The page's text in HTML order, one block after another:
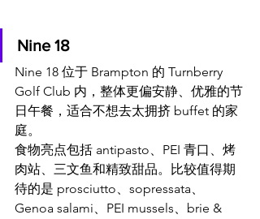
Nine 18
Nine 18 位于 Brampton 的 Turnberry
Golf Club 内，整体更偏安静、优雅的节
日午餐，适合不想去太拥挤 buffet 的家
庭。
食物亮点包括 antipasto、PEI 青口、烤
肉站、三文鱼和精致甜品。比较值得期
待的是 prosciutto、sopressata、
Genoa salami、PEI mussels、brie &